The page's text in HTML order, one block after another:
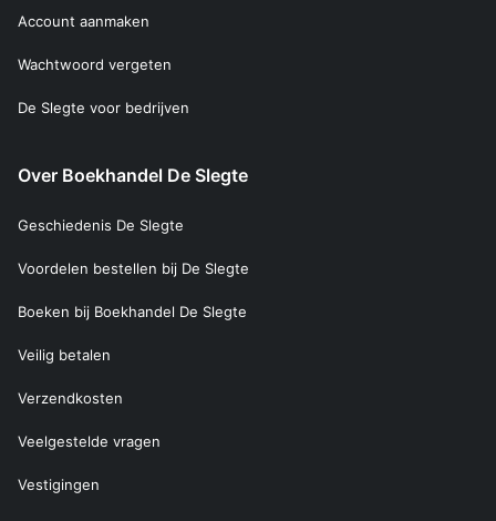
Account aanmaken
Wachtwoord vergeten
De Slegte voor bedrijven
Over Boekhandel De Slegte
Geschiedenis De Slegte
Voordelen bestellen bij De Slegte
Boeken bij Boekhandel De Slegte
Veilig betalen
Verzendkosten
Veelgestelde vragen
Vestigingen